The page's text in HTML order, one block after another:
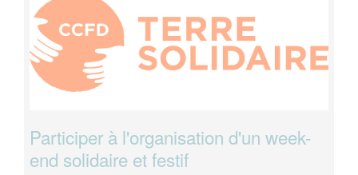
réuniront entre les réunions de l’ensemble du groupe
selon les besoins et les disponibilités.
Participer à l'organisation d'un week-
end solidaire et festif